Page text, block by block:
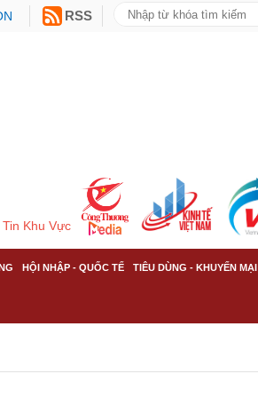
RSS
Tin Khu Vực
HỘI NHẬP - QUỐC TẾ TIÊU DÙNG - KHUYẾN MẠI